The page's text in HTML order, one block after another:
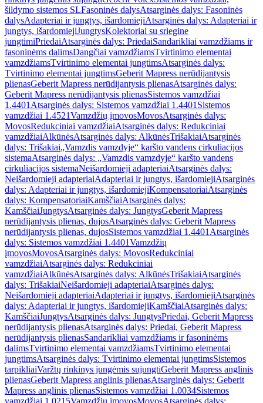
šildymo sistemos SLFasoninės dalysAtsarginės dalys: Fasoninės
dalysAdapteriai ir jungtys, išardomiejiAtsarginės dalys: Adapteriai ir
jungtys, išardomiejiJungtysKolektoriai su sriegine
jungtimiPriedaiAtsarginės dalys: PriedaiSandarikliai vamzdžiams ir
fasoninėms dalimsDangčiai vamzdžiamsTvirtinimo elementai
vamzdžiamsTvirtinimo elementai jungtimsAtsarginės dalys:
Tvirtinimo elementai jungtimsGeberit Mapress nerūdijantysis
plienasGeberit Mapress nerūdijantysis plienasAtsarginės dalys:
Geberit Mapress nerūdijantysis plienasSistemos vamzdžiai
1.4401 Atsarginės dalys: Sistemos vamzdžiai 1.4401 Sistemos
vamzdžiai 1.4521Vamzdžių įmovosMovosAtsarginės dalys:
MovosRedukciniai vamzdžiaiAtsarginės dalys: Redukciniai
vamzdžiaiAlkūnėsAtsarginės dalys: AlkūnėsTrišakiaiAtsarginės
dalys: Trišakiai„Vamzdis vamzdyje“ karšto vandens cirkuliacijos
sistemaAtsarginės dalys: „Vamzdis vamzdyje“ karšto vandens
cirkuliacijos sistemaNeišardomieji adapteriaiAtsarginės dalys:
Neišardomieji adapteriaiAdapteriai ir jungtys, išardomiejiAtsarginės
dalys: Adapteriai ir jungtys, išardomiejiKompensatoriaiAtsarginės
dalys: KompensatoriaiKamščiaiAtsarginės dalys:
KamščiaiJungtysAtsarginės dalys: JungtysGeberit Mapress
nerūdijantysis plienas, dujosAtsarginės dalys: Geberit Mapress
nerūdijantysis plienas, dujosSistemos vamzdžiai 1.4401 Atsarginės
dalys: Sistemos vamzdžiai 1.4401Vamzdžių
įmovosMovosAtsarginės dalys: MovosRedukciniai
vamzdžiaiAtsarginės dalys: Redukciniai
vamzdžiaiAlkūnėsAtsarginės dalys: AlkūnėsTrišakiaiAtsarginės
dalys: TrišakiaiNeišardomieji adapteriaiAtsarginės dalys:
Neišardomieji adapteriaiAdapteriai ir jungtys, išardomiejiAtsarginės
dalys: Adapteriai ir jungtys, išardomiejiKamščiaiAtsarginės dalys:
KamščiaiJungtysAtsarginės dalys: JungtysPriedai, Geberit Mapress
nerūdijantysis plienasAtsarginės dalys: Priedai, Geberit Mapress
nerūdijantysis plienasSandarikliai vamzdžiams ir fasoninėms
dalimsTvirtinimo elementai vamzdžiamsTvirtinimo elementai
jungtimsAtsarginės dalys: Tvirtinimo elementai jungtimsSistemos
tarpikliaiVaržtų rinkinys jungėmis sujungtiGeberit Mapress anglinis
plienasGeberit Mapress anglinis plienasAtsarginės dalys: Geberit
Mapress anglinis plienasSistemos vamzdžiai 1.0034Sistemos
vamzdžiai 1.0215Vamzdžių įmovosMovosAtsarginės dalys: